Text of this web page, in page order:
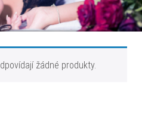
žádné produkty.